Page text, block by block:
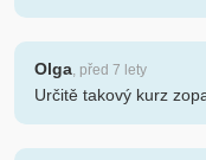
Olga, před 7 lety
Určitě takový kurz